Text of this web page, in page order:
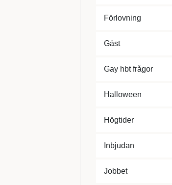
Förlovning
Gäst
Gay hbt frågor
Halloween
Högtider
Inbjudan
Jobbet